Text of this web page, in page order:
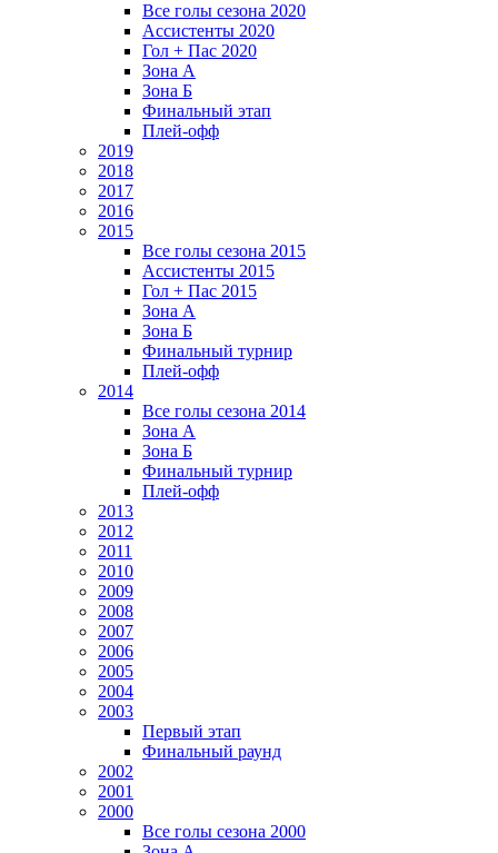
Все голы сезона 2020
Ассистенты 2020
Гол + Пас 2020
Зона А
Зона Б
Финальный этап
Плей-офф
2019
2018
2017
2016
2015
Все голы сезона 2015
Ассистенты 2015
Гол + Пас 2015
Зона А
Зона Б
Финальный турнир
Плей-офф
2014
Все голы сезона 2014
Зона А
Зона Б
Финальный турнир
Плей-офф
2013
2012
2011
2010
2009
2008
2007
2006
2005
2004
2003
Первый этап
Финальный раунд
2002
2001
2000
Все голы сезона 2000